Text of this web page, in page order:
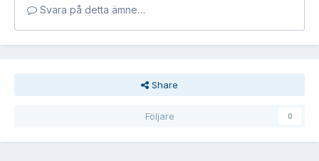
Svara på detta ämne…
Share
Följare 0